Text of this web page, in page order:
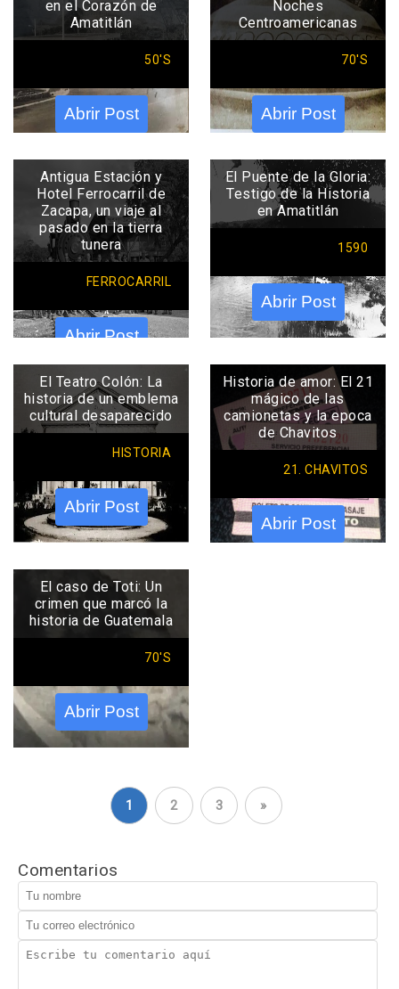
en el Corazón de
Amatitlán
50'S
Abrir Post
Noches
Centroamericanas
70'S
Abrir Post
Antigua Estación y
Hotel Ferrocarril de
Zacapa, un viaje al
pasado en la tierra
tunera
FERROCARRIL
Abrir Post
El Puente de la Gloria:
Testigo de la Historia
en Amatitlán
1590
Abrir Post
El Teatro Colón: La
historia de un emblema
cultural desaparecido
HISTORIA
Abrir Post
Historia de amor: El 21
mágico de las
camionetas y la epoca
de Chavitos
21. CHAVITOS
Abrir Post
El caso de Toti: Un
crimen que marcó la
historia de Guatemala
70'S
Abrir Post
1 2 3 »
Comentarios